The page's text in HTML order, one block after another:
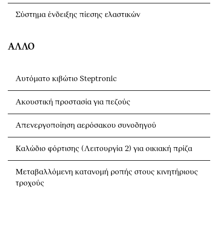
Σύστημα ένδειξης πίεσης ελαστικών
ΆΛΛΟ
Αυτόματο κιβώτιο Steptronic
Ακουστική προστασία για πεζούς
Απενεργοποίηση αερόσακου συνοδηγού
Καλώδιο φόρτισης (Λειτουργία 2) για οικιακή πρίζα
Μεταβαλλόμενη κατανομή ροπής στους κινητήριους
τροχούς